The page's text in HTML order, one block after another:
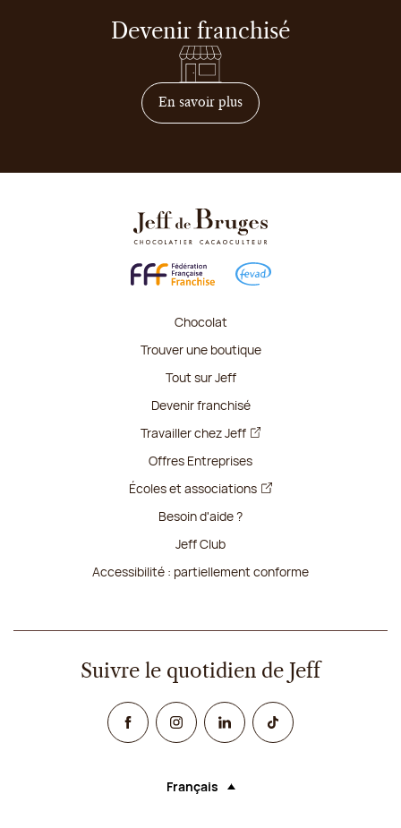
Devenir franchisé
En savoir plussur comment devenir
Chocolat
Trouver une boutique
Tout sur Jeff
Devenir franchisé
Travailler chez Jeff
Offres Entreprises
Écoles et associations
Besoin d'aide ?
Jeff Club
Accessibilité : partiellement conforme
Suivre le quotidien de Jeff
FacebookInstagramLinked InTikTok
Langue (sélectionner une option
Français